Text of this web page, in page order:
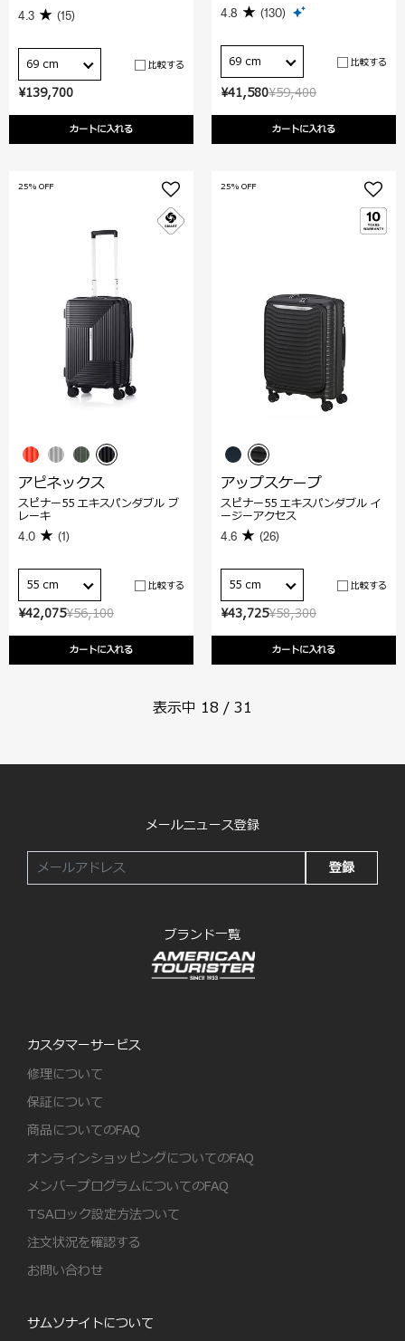
¥139,700
カートに入れる
4.3 (15)
69 cm 比較する
¥59,400
¥41,580
カートに入れる
4.8 (130)
69 cm 比較する
¥56,100
¥42,075
カートに入れる
25% OFF
アピネックス
スピナー55 エキスパンダブル ブ
レーキ
4.0 (1)
55 cm 比較する
¥58,300
¥43,725
カートに入れる
25% OFF
アップスケープ
スピナー55 エキスパンダブル イ
ージーアクセス
4.6 (26)
55 cm 比較する
表示中 18 / 31
メールニュース登録
登録
ブランド一覧
カスタマーサービス
修理について
保証について
商品についてのFAQ
オンラインショッピングについてのFAQ
メンバープログラムについてのFAQ
TSAロック設定方法ついて
注文状況を確認する
お問い合わせ
サムソナイトについて